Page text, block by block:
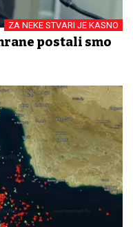
ZA NEKE STVARI JE KASNO
postali smo